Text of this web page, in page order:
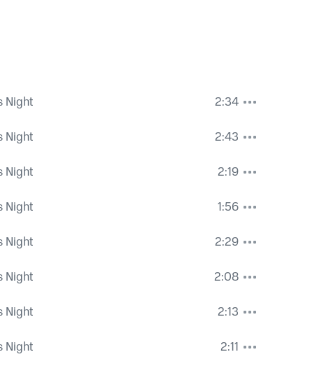
Night
2:34
Night
2:43
Night
2:19
Night
1:56
Night
2:29
Night
2:08
Night
2:13
Night
2:11